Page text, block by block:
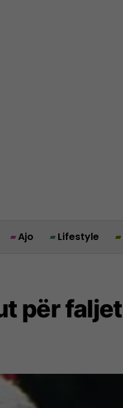
Ajo Lifestyle
për